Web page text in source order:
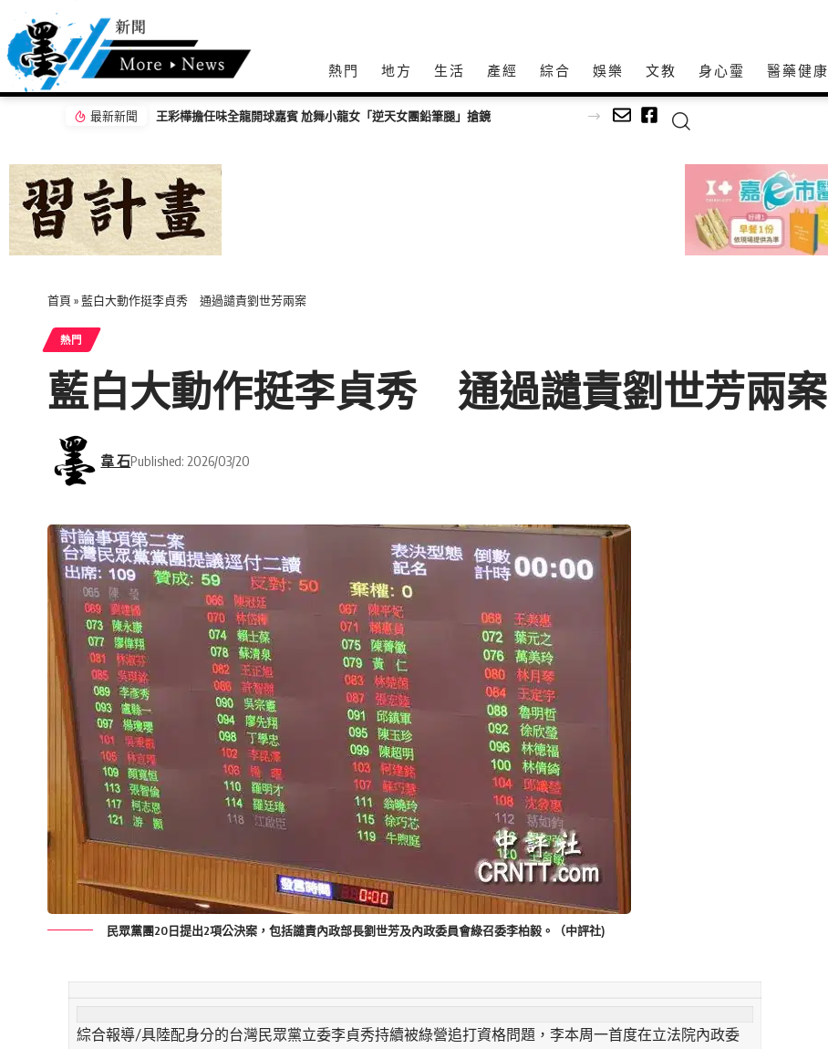
熱門 地方 生活 產經 綜合 娛樂 文教 身心𩆜 醫藥健康
最新新聞 【百工達人】 從音樂教育到生命陪伴 黛玉老師以生命經驗打造共學平台
首頁 »藍白大動作挺李貞秀 通過譴責劉世芳兩案
熱門
藍白大動作挺李貞秀 通過譴責劉世芳兩案
韋 石Published: 2026/03/20
民眾黨團20日提出2項公決案，包括譴責內政部長劉世芳及內政委員會綠召委李柏毅。（中評社)
綜合報導/具陸配身分的台灣民眾黨立委李貞秀持續被綠營追打資格問題，李本周一首度在立法院內政委